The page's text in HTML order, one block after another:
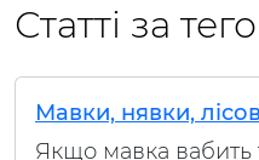
Статті за
Мавки, нявки,
Якщо мавка вабить